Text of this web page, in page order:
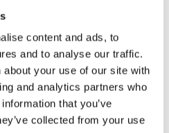
content and ads, to
and to analyse our traffic.
your use of our site with
and analytics partners who
that you’ve
collected from your use